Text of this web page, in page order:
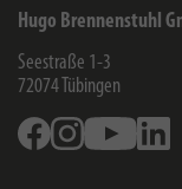
Hugo Brennenstuhl
Seestraße 1-3
72074 Tübingen
FacebookInstagramYoutube